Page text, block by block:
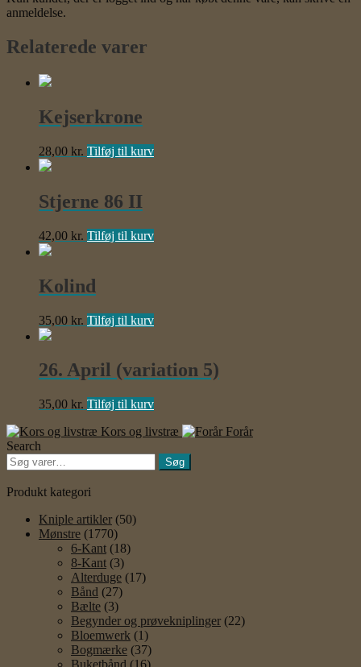
anmeldelse.
Relaterede varer
Kejserkrone
28,00 kr. Tilføj til kurv
Stjerne 86 II
42,00 kr. Tilføj til kurv
Kolind
35,00 kr. Tilføj til kurv
26. April (variation 5)
35,00 kr. Tilføj til kurv
Kors og livstræ
Forår
Search
Søg
efter:
Søg
Produkt kategori
Kniple artikler (50)
Mønstre (1770)
6-Kant (18)
8-Kant (3)
Alterduge (17)
Bånd (27)
Bælte (3)
Begynder og prøvekniplinger (22)
Bloemwerk (1)
Bogmærke (37)